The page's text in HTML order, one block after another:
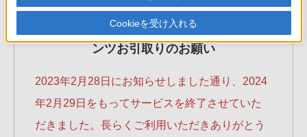
お知らせ
および、サービス終了に伴う預かりコンテ
ンツお引取りのお願い
2023年2月28日にお知らせしました通り、2024
年2月29日をもってサービスを終了させていた
だきました。長らくご利用いただきありがとう
Cookieを受け入れる